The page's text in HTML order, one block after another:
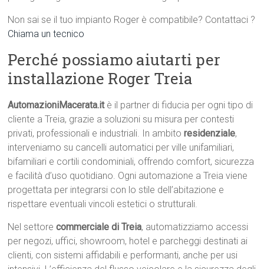
Non sai se il tuo impianto Roger è compatibile? Contattaci ?
Chiama un tecnico
Perché possiamo aiutarti per
installazione Roger Treia
AutomazioniMacerata.itè il partner di fiducia per ogni tipo di
cliente a Treia, grazie a soluzioni su misura per contesti
privati, professionali e industriali. In ambitoresidenziale,
interveniamo su cancelli automatici per ville unifamiliari,
bifamiliari e cortili condominiali, offrendo comfort, sicurezza
e facilità d’uso quotidiano. Ogni automazione a Treia viene
progettata per integrarsi con lo stile dell’abitazione e
rispettare eventuali vincoli estetici o strutturali.
Nel settorecommerciale di Treia, automatizziamo accessi
per negozi, uffici, showroom, hotel e parcheggi destinati ai
clienti, con sistemi affidabili e performanti, anche per usi